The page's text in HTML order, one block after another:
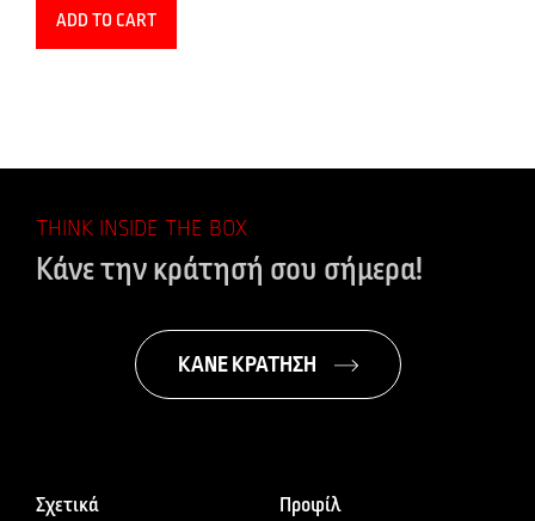
ADD TO CART
THINK INSIDE THE BOX
Κάνε την κράτησή σου σήμερα!
ΚΑΝΕ ΚΡΑΤΗΣΗ
Σχετικά Προφίλ